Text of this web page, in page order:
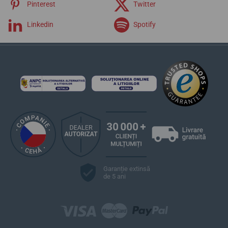
Pinterest Twitter
Linkedin Spotify
Garanție extinsă
de 5 ani